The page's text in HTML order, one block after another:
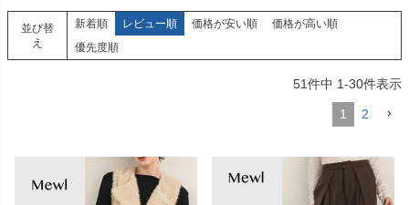
並び替
え
新着順 レビュー順 価格が安い順
価格が高い順
優先度順
51件中 1-30件表示
1 2